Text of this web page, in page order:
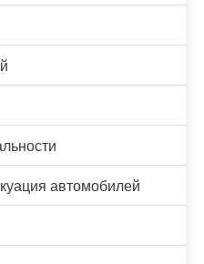
автомобилей